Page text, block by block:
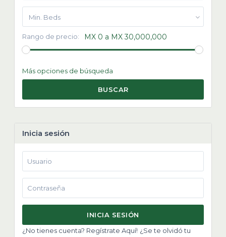
Min. Beds
Rango de precio: MX 0 a MX 30,000,000
Más opciones de búsqueda
BUSCAR
Inicia sesión
INICIA SESIÓN
¿No tienes cuenta? Regístrate Aquí! ¿Se te olvidó tu